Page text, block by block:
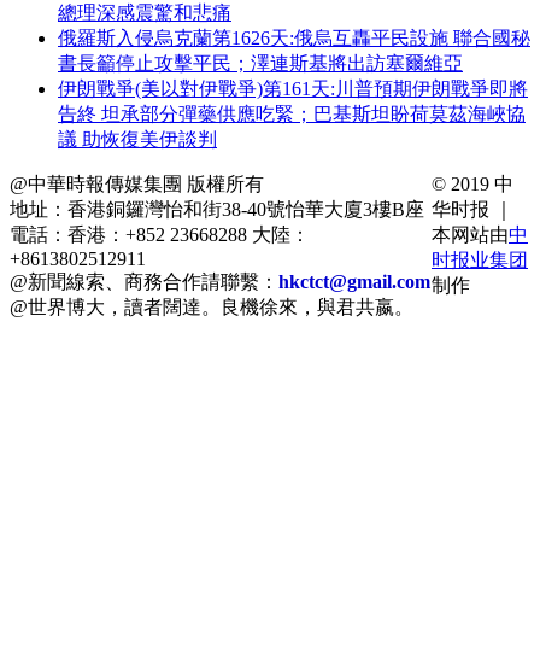
總理深感震驚和悲痛
俄羅斯入侵烏克蘭第1626天:俄烏互轟平民設施 聯合國秘
書長籲停止攻擊平民；澤連斯基將出訪塞爾維亞
伊朗戰爭(美以對伊戰爭)第161天:川普預期伊朗戰爭即將
告終 坦承部分彈藥供應吃緊；巴基斯坦盼荷莫茲海峽協
議 助恢復美伊談判
@中華時報傳媒集團 版權所有
地址：香港銅鑼灣怡和街38-40號怡華大廈3樓B座
電話：香港：+852 23668288 大陸：
+8613802512911
@新聞線索、商務合作請聯繫： hkctct@gmail.com
@世界博大，讀者闊達。良機徐來，與君共嬴。
© 2019 中
华时报 ｜
本网站由中
时报业集团
制作